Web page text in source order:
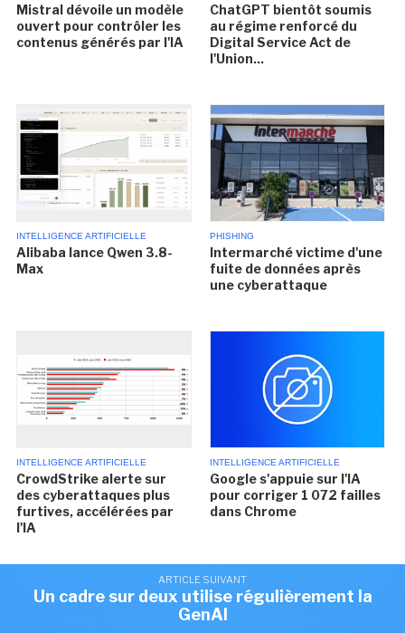
ARTICLE SUIVANT
Un cadre sur deux utilise régulièrement la
GenAI
Mistral dévoile un modèle
ouvert pour contrôler les
contenus générés par l'IA
ChatGPT bientôt soumis
au régime renforcé du
Digital Service Act de
l'Union...
INTELLIGENCE ARTIFICIELLE
Alibaba lance Qwen 3.8-
Max
PHISHING
Intermarché victime d'une
fuite de données après
une cyberattaque
INTELLIGENCE ARTIFICIELLE
CrowdStrike alerte sur
des cyberattaques plus
furtives, accélérées par
l'IA
INTELLIGENCE ARTIFICIELLE
Google s'appuie sur l'IA
pour corriger 1 072 failles
dans Chrome